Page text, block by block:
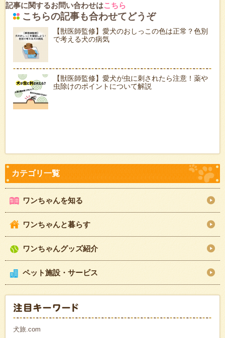
記事に関するお問い合わせはこちら
こちらの記事も合わせてどうぞ
【獣医師監修】愛犬のおしっこの色は正常？色別
で考える犬の病気
【獣医師監修】愛犬が虫に刺されたら注意！薬や
虫除けのポイントについて解説
ワンちゃんを知る
ワンちゃんと暮らす
ワンちゃんグッズ紹介
ペット施設・サービス
犬旅.com